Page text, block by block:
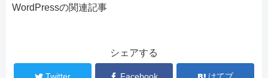
WordPressの関連記事
シェアする